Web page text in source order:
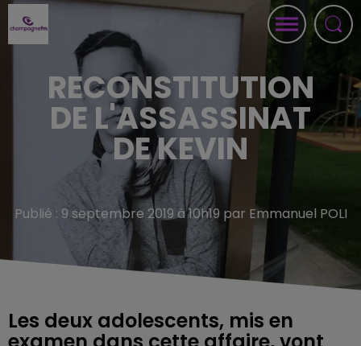
RECONSTITUTION
DE L'ASSASSINAT
DE KEVIN
Publié : 9 septembre 2019 à 10h19 par Emmanuel POLI
Les deux adolescents, mis en